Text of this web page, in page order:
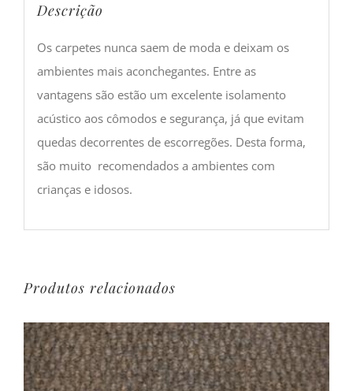
Descrição
Os carpetes nunca saem de moda e deixam os
ambientes mais aconchegantes. Entre as
vantagens são estão um excelente isolamento
acústico aos cômodos e segurança, já que evitam
quedas decorrentes de escorregões. Desta forma,
são muito recomendados a ambientes com
crianças e idosos.
Produtos relacionados